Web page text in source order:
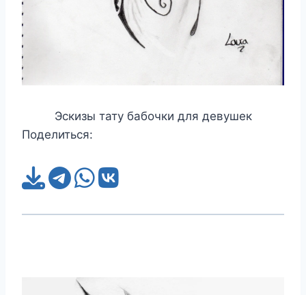
Эскизы тату бабочки для девушек
Поделиться: